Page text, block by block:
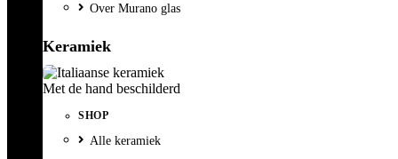
Over Murano glas
Keramiek
Met de hand beschilderd
SHOP
Alle keramiek